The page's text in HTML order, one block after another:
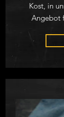
Kost, in
Angebot